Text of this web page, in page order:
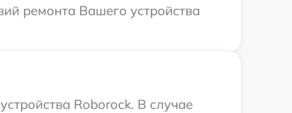
ремонта Вашего устройства
Roborock. В случае